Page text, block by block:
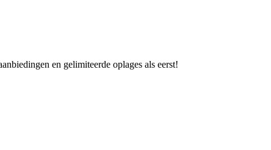
en gelimiteerde oplages als eerst!